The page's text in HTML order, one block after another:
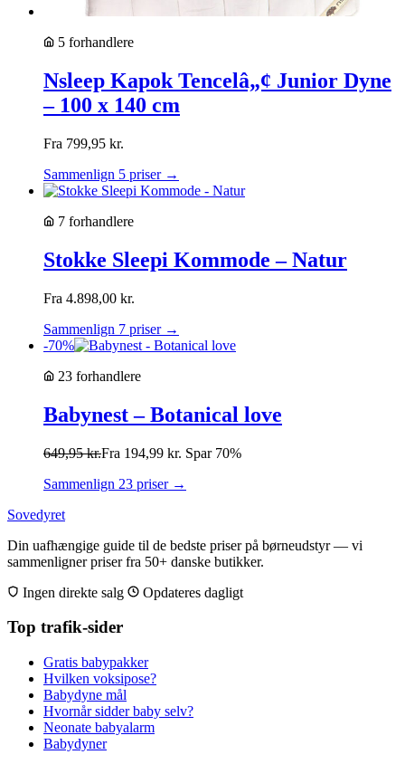
5 forhandlere
Nsleep Kapok Tencelâ„¢ Junior Dyne
– 100 x 140 cm
Fra 799,95 kr.
Sammenlign 5 priser →
7 forhandlere
Stokke Sleepi Kommode – Natur
Fra 4.898,00 kr.
Sammenlign 7 priser →
-70%
23 forhandlere
Babynest – Botanical love
649,95kr.Fra 194,99 kr. Spar 70%
Sammenlign 23 priser →
Sovedyret
Din uafhængige guide til de bedste priser på børneudstyr — vi
sammenligner priser fra 50+ danske butikker.
Ingen direkte salg
Opdateres dagligt
Top trafik-sider
Gratis babypakker
Hvilken voksipose?
Babydyne mål
Hvornår sidder baby selv?
Neonate babyalarm
Babydyner